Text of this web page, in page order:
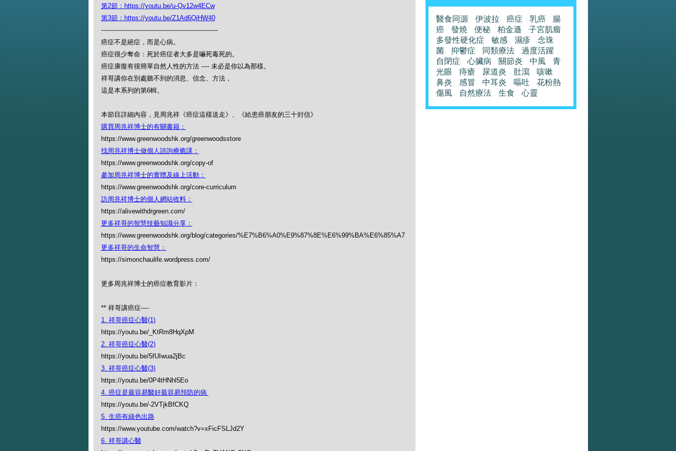
第2節：https://youtu.be/u-Qv12w4ECw
第3節：https://youtu.be/Z1Ad6QiHW40
----------------------------------------------------------
癌症不是絕症，而是心病。
癌症很少奪命：死於癌症者大多是嚇死毒死的。
癌症康復有很簡單自然人性的方法 ---- 未必是你以為那樣。
祥哥講你在別處聽不到的消息、信念、方法，
這是本系列的第6輯。
本節目詳細內容，見周兆祥《癌症這樣送走》、《給患癌朋友的三十封信》
購買周兆祥博士的有關書籍：
https://www.greenwoodshk.org/greenwoodsstore
找周兆祥博士做個人諮詢療癒課：
https://www.greenwoodshk.org/copy-of
參加周兆祥博士的實體及線上活動：
https://www.greenwoodshk.org/core-curriculum
訪周兆祥博士的個人網站收料：
https://alivewithdrgreen.com/
更多祥哥的智慧技藝知識分享：
https://www.greenwoodshk.org/blog/categories/%E7%B6%A0%E9%87%8E%E6%99%BA%E6%85%A7
更多祥哥的生命智慧：
https://simonchaulife.wordpress.com/
更多周兆祥博士的癌症教育影片：
** 祥哥講癌症----
1. 祥哥癌症心醫(1)
https://youtu.be/_KtRm8HqXpM
2. 祥哥癌症心醫(2)
https://youtu.be/5fUIwua2jBc
3. 祥哥癌症心醫(3)
https://youtu.be/0P4tHNhl5Eo
4. 癌症是最容易醫好最容易預防的病
https://youtu.be/-2VTjkBfCKQ
5. 生癌有綠色出路
https://www.youtube.com/watch?v=xFicFSLJd2Y
6. 祥哥講心醫
醫食同源 伊波拉 癌症 乳癌
腸
癌
發燒 便秘 柏金遜
子宮肌瘤
多發性硬化症
敏感 濕疹
念珠
菌
抑鬱症 同類療法
過度活躍
自閉症
心臟病 關節炎 中風
青
光眼
痔瘡 尿道炎 肚瀉
咳嗽
鼻炎
感冒 中耳炎 嘔吐
花粉熱
傷風
自然療法 生食 心靈